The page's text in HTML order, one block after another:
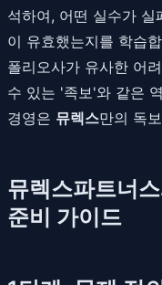
석하여, 어떤 실수가
이 유효했는지를 학습
폴리오사가 유사한 어
수 있는 '족보'와 같은
경영은 뮤렉스만의 독
뮤렉스파트너
준비 가이드